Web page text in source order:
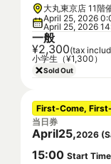
大丸東京店 11階
April 25, 2026
April 25, 2026
一般
¥2,300(tax
小学生（¥1,300）
Sold Out
First-Come,
当日券
April25,2026 (
15:00 Start Time